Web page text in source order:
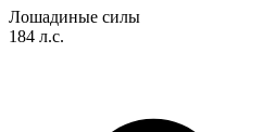
Лошадиные силы
184 л.с.